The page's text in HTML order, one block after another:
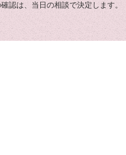
認は、当日の相談で決定します。